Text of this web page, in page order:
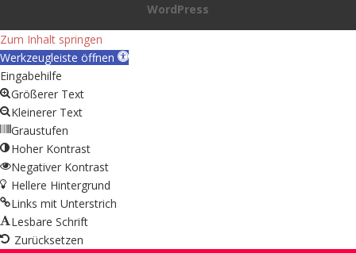
WordPress
Zum Inhalt springen
Werkzeugleiste öffnen
Eingabehilfe
Größerer Text
Kleinerer Text
Graustufen
Hoher Kontrast
Negativer Kontrast
Hellere Hintergrund
Links mit Unterstrich
Lesbare Schrift
Zurücksetzen